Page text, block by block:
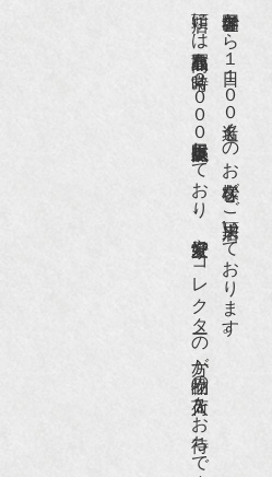
世界各国から１日１００名近くのお客様がご来店頂いております。
店頭には買取商品を常時２０００点以上展示販売しており、
愛好家やコレクターの方が品物の入荷をお待ちです。